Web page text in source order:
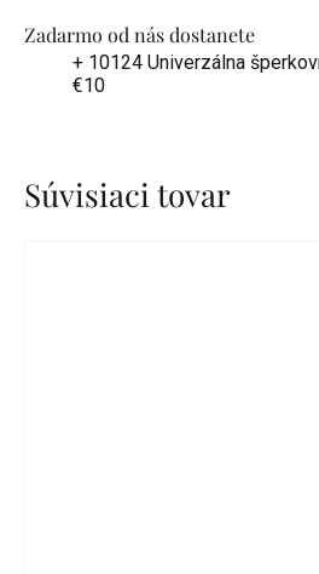
Zadarmo od nás dostanete
+ 10124 Univerzálna
€10
Súvisiaci tovar